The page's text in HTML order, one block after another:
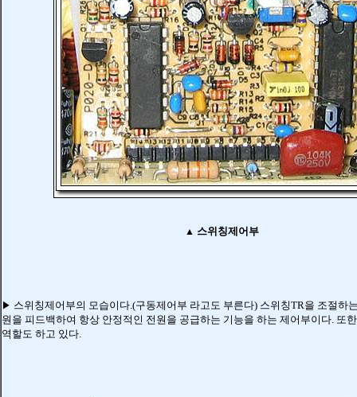
▲ 스위칭제어부
▶ 스위칭제어부의 모습이다.(구동제어부 라고도 부른다) 스위칭TR을 조절하
원을 피드백하여 항상 안정적인 전원을 공급하는 기능을 하는 제어부이다. 또
역할도 하고 있다.